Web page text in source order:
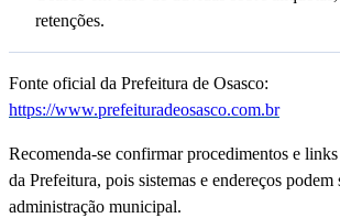
retenções.
Fonte oficial da Prefeitura de Osasco:
https://www.prefeituradeosasco.com.br
Recomenda-se confirmar procedimentos e
da Prefeitura, pois sistemas e endereços podem
administração municipal.